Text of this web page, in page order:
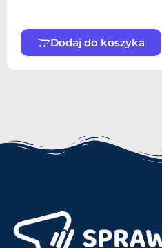
Dodaj do koszyka